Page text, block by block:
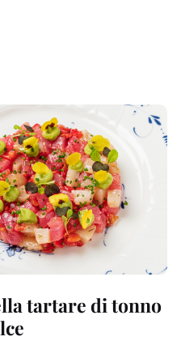
tartare di tonno